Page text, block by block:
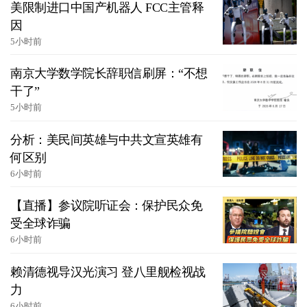
美限制进口中国产机器人 FCC主管释
因
5小时前
南京大学数学院长辞职信刷屏：“不想
干了”
5小时前
分析：美民间英雄与中共文宣英雄有
何区别
6小时前
【直播】参议院听证会：保护民众免
受全球诈骗
6小时前
赖清德视导汉光演习 登八里舰检视战
力